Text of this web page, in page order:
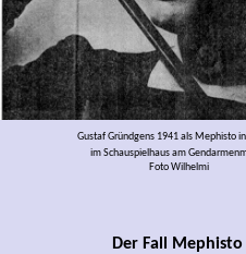
Gustaf Gründgens 1941 als Mephisto
im Schauspielhaus am
Foto Wilhelmi
Der Fall Mephisto